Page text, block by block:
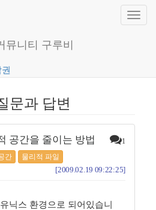
니티 구루비
문과 답변
공간을 줄이는 방법 1
간 물리적 파일
[2009.02.19 09:22:25]
닉스 환경으로 되어있습니